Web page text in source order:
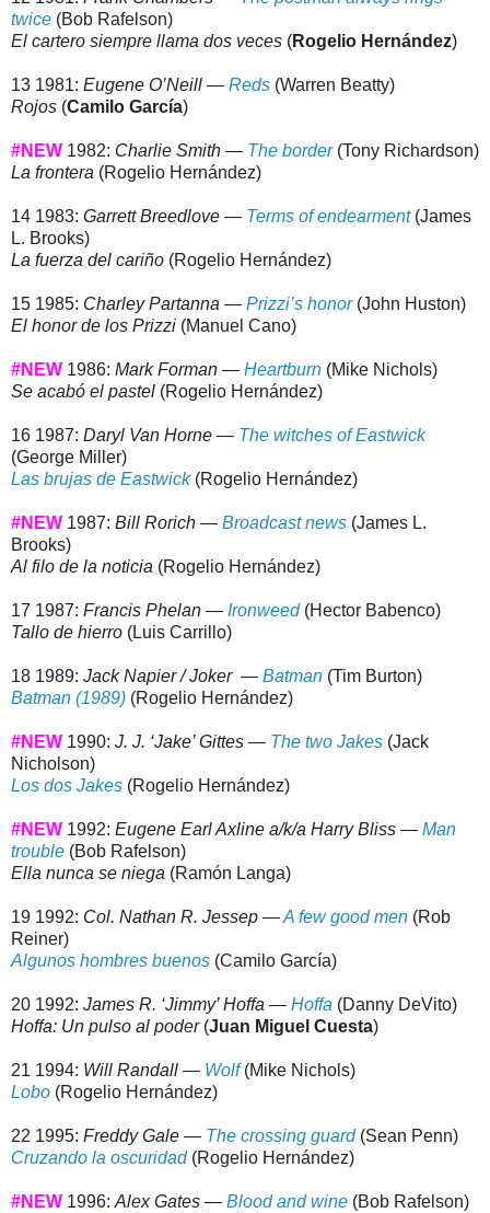
twice (Bob Rafelson)
El cartero siempre llama dos veces (Rogelio Hernández)
13 1981: Eugene O’Neill — Reds (Warren Beatty)
Rojos (Camilo García)
#NEW 1982: Charlie Smith — The border(Tony Richardson)
La frontera (Rogelio Hernández)
14 1983: Garrett Breedlove — Terms of endearment(James
L. Brooks)
La fuerza del cariño (Rogelio Hernández)
15 1985: Charley Partanna — Prizzi’s honor(John Huston)
El honor de los Prizzi (Manuel Cano)
#NEW 1986: Mark Forman — Heartburn (Mike Nichols)
Se acabó el pastel (Rogelio Hernández)
16 1987: Daryl Van Horne — The witches of Eastwick
(George Miller)
Las brujas de Eastwick(Rogelio Hernández)
#NEW 1987: Bill Rorich — Broadcast news (James L.
Brooks)
Al filo de la noticia (Rogelio Hernández)
17 1987: Francis Phelan — Ironweed(Hector Babenco)
Tallo de hierro (Luis Carrillo)
18 1989: Jack Napier / Joker — Batman (Tim Burton)
Batman (1989) (Rogelio Hernández)
#NEW 1990: J. J. ‘Jake’ Gittes — The two Jakes (Jack
Nicholson)
Los dos Jakes (Rogelio Hernández)
#NEW 1992: Eugene Earl Axline a/k/a Harry Bliss — Man
trouble (Bob Rafelson)
Ella nunca se niega (Ramón Langa)
19 1992: Col. Nathan R. Jessep —A few good men (Rob
Reiner)
Algunos hombres buenos (Camilo García)
20 1992: James R. ‘Jimmy’ Hoffa — Hoffa (Danny DeVito)
Hoffa: Un pulso al poder(Juan Miguel Cuesta)
21 1994: Will Randall — Wolf(Mike Nichols)
Lobo (Rogelio Hernández)
22 1995: Freddy Gale — The crossing guard(Sean Penn)
Cruzando la oscuridad(Rogelio Hernández)
#NEW 1996: Alex Gates — Blood and wine (Bob Rafelson)